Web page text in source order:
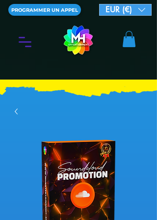
PROGRAMMER UN APPEL EUR (€)